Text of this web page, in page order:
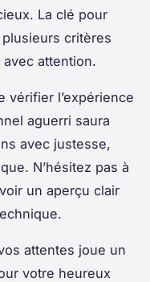
La clé pour
critères
attention.
vérifier l’expérience
aguerri saura
avec justesse,
N’hésitez pas à
un aperçu clair
attentes joue un
votre heureux